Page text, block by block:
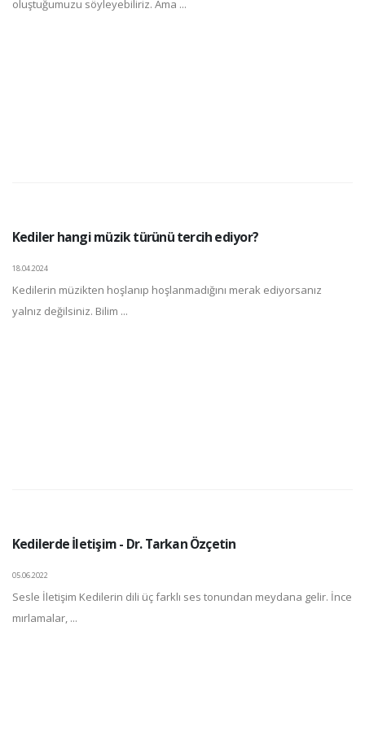
oluştuğumuzu söyleyebiliriz. Ama ...
Kediler hangi müzik türünü tercih ediyor?
18.04.2024
Kedilerin müzikten hoşlanıp hoşlanmadığını merak ediyorsanız
yalnız değilsiniz. Bilim ...
Kedilerde İletişim - Dr. Tarkan Özçetin
05.06.2022
Sesle İletişim Kedilerin dili üç farklı ses tonundan meydana gelir. İnce
mırlamalar, ...